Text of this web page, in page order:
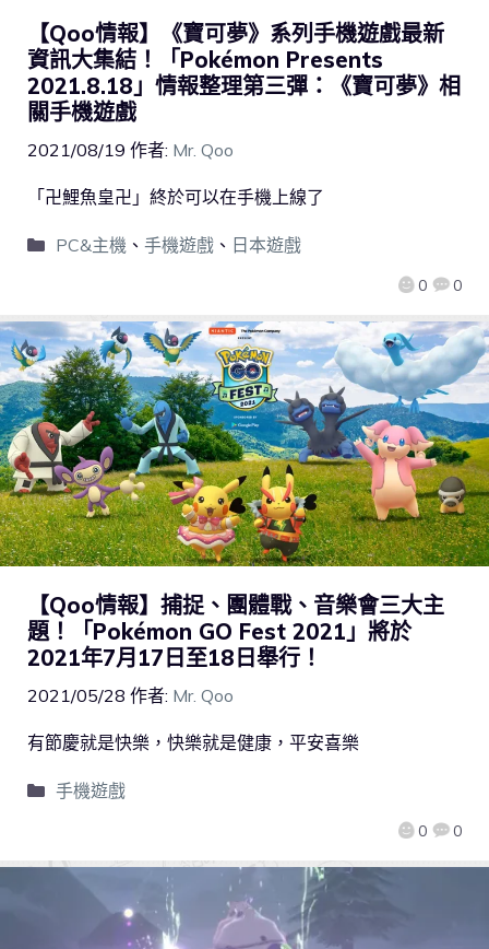
【Qoo情報】《寶可夢》系列手機遊戲最新
資訊大集結！「Pokémon Presents
2021.8.18」情報整理第三彈：《寶可夢》相
關手機遊戲
2021/08/19 作者: Mr. Qoo
0 0
「卍鯉魚皇卍」終於可以在手機上線了
PC&主機、 手機遊戲、 日本遊戲
【Qoo情報】捕捉、團體戰、音樂會三大主
題！「Pokémon GO Fest 2021」將於
2021年7月17日至18日舉行！
2021/05/28 作者: Mr. Qoo
0 0
有節慶就是快樂，快樂就是健康，平安喜樂
手機遊戲